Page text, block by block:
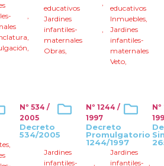
,
,
,
educativos
,
Jardines
infantiles-
maternales
,
Obras,
educativos
Inmuebles,
Jardines
infantiles-
maternales
Veto,
Nº 534 /
2005
Decreto
534/2005
,
Nº 1244 /
1997
Decreto
Promulgatorio
1244/1997
Jardines
infantiles-
,
Jardines
infantiles- ,